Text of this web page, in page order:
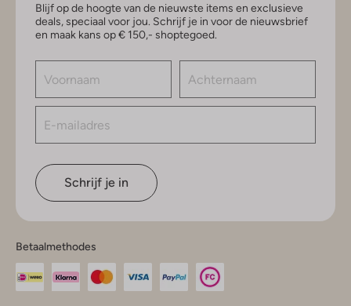
Blijf op de hoogte van de nieuwste items en exclusieve
deals, speciaal voor jou. Schrijf je in voor de nieuwsbrief
en maak kans op € 150,- shoptegoed.
Schrijf je in
Betaalmethodes